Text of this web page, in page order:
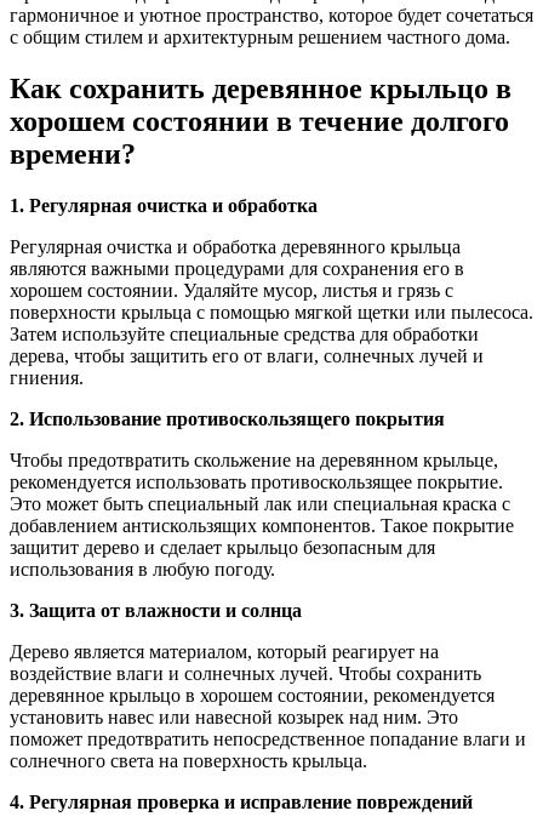
гармоничное и уютное пространство, которое будет сочетаться
с общим стилем и архитектурным решением частного дома.
Как сохранить деревянное крыльцо в
хорошем состоянии в течение долгого
времени?
1. Регулярная очистка и обработка
Регулярная очистка и обработка деревянного крыльца
являются важными процедурами для сохранения его в
хорошем состоянии. Удаляйте мусор, листья и грязь с
поверхности крыльца с помощью мягкой щетки или пылесоса.
Затем используйте специальные средства для обработки
дерева, чтобы защитить его от влаги, солнечных лучей и
гниения.
2. Использование противоскользящего покрытия
Чтобы предотвратить скольжение на деревянном крыльце,
рекомендуется использовать противоскользящее покрытие.
Это может быть специальный лак или специальная краска с
добавлением антискользящих компонентов. Такое покрытие
защитит дерево и сделает крыльцо безопасным для
использования в любую погоду.
3. Защита от влажности и солнца
Дерево является материалом, который реагирует на
воздействие влаги и солнечных лучей. Чтобы сохранить
деревянное крыльцо в хорошем состоянии, рекомендуется
установить навес или навесной козырек над ним. Это
поможет предотвратить непосредственное попадание влаги и
солнечного света на поверхность крыльца.
4. Регулярная проверка и исправление повреждений